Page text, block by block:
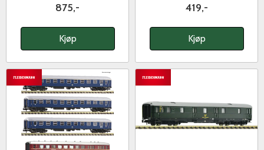
875,-
Kjøp
419,-
Kjøp